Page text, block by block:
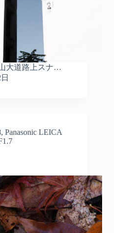
大道路上スナ…
, Panasonic LEICA